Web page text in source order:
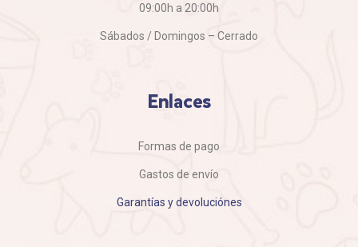
09:00h a 20:00h
Sábados / Domingos – Cerrado
Enlaces
Formas de pago
Gastos de envío
Garantías y devoluciónes